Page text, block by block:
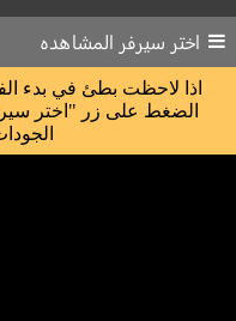
اختر سيرفر المشاهده
اذا لاحظت بطئ في بدء
الضغط على زر "اختر